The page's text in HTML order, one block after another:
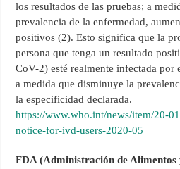
los resultados de las pruebas; a
prevalencia de la enfermedad,
positivos (2). Esto significa que la
persona que tenga un resultado
CoV-2) esté realmente infectada por
a medida que disminuye la
la especificidad declarada.
https://www.who.int/news/item/20-
notice-for-ivd-users-2020-05
FDA (Administración de